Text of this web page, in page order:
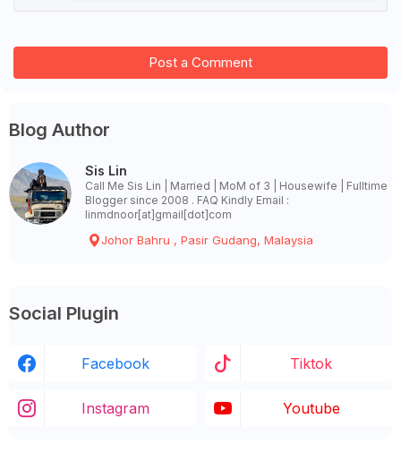
Post a Comment
Blog Author
Sis Lin
Call Me Sis Lin | Married | MoM of 3 | Housewife | Fulltime
Blogger since 2008 . FAQ Kindly Email :
linmdnoor[at]gmail[dot]com
Johor Bahru , Pasir Gudang, Malaysia
Social Plugin
Facebook Tiktok
Instagram Youtube